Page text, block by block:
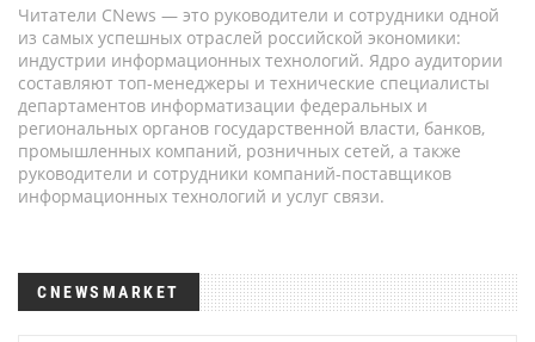
Читатели CNews — это руководители и сотрудники одной
из самых успешных отраслей российской экономики:
индустрии информационных технологий. Ядро аудитории
составляют топ-менеджеры и технические специалисты
департаментов информатизации федеральных и
региональных органов государственной власти, банков,
промышленных компаний, розничных сетей, а также
руководители и сотрудники компаний-поставщиков
информационных технологий и услуг связи.
CNEWSMARKET